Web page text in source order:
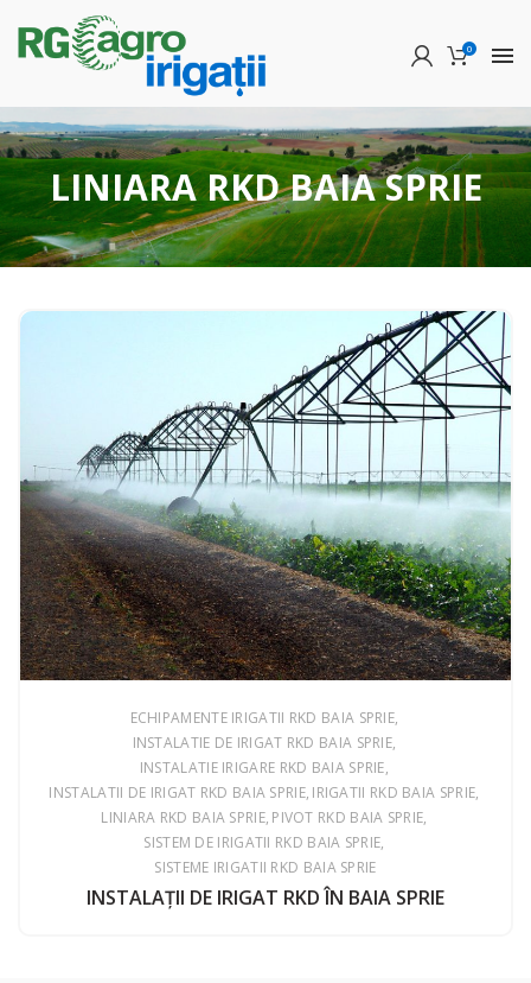
0
LINIARA RKD BAIA SPRIE
ECHIPAMENTE IRIGATII RKD BAIA SPRIE
INSTALATIE DE IRIGAT RKD BAIA SPRIE
INSTALATIE IRIGARE RKD BAIA SPRIE
INSTALATII DE IRIGAT RKD BAIA SPRIE IRIGATII RKD BAIA SPRIE
LINIARA RKD BAIA SPRIE PIVOT RKD BAIA SPRIE
SISTEM DE IRIGATII RKD BAIA SPRIE
SISTEME IRIGATII RKD BAIA SPRIE
INSTALAŢII DE IRIGAT RKD ÎN BAIA SPRIE